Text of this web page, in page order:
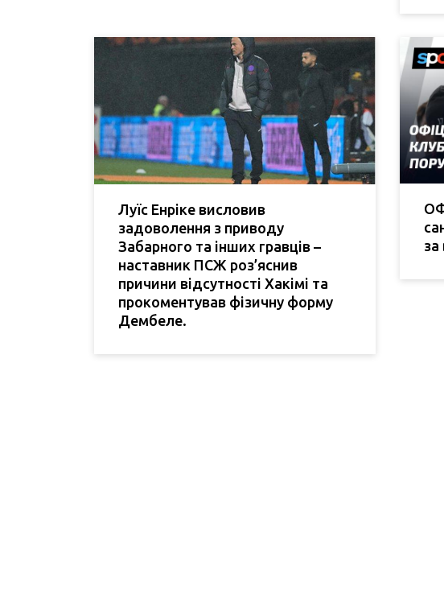
Луїс Енріке висловив
задоволення з приводу
Забарного та інших гравців –
наставник ПСЖ роз’яснив
причини відсутності Хакімі та
прокоментував фізичну форму
Дембеле.
за